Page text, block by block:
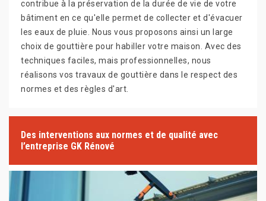
contribue à la préservation de la durée de vie de votre
bâtiment en ce qu'elle permet de collecter et d'évacuer
les eaux de pluie. Nous vous proposons ainsi un large
choix de gouttière pour habiller votre maison. Avec des
techniques faciles, mais professionnelles, nous
réalisons vos travaux de gouttière dans le respect des
normes et des règles d'art.
Des interventions aux normes et de qualité avec
l’entreprise GK Rénové